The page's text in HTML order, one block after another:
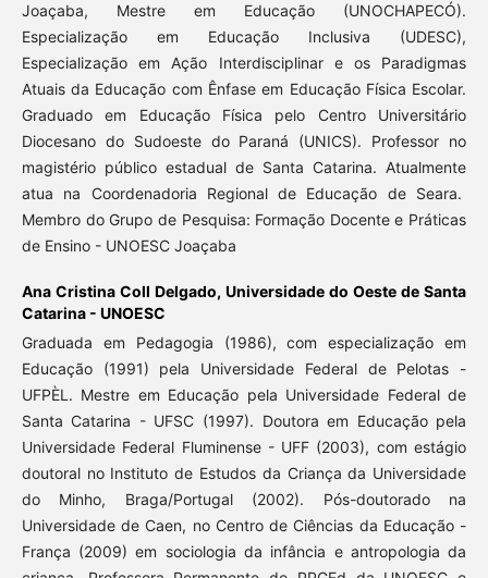
Joaçaba, Mestre em Educação (UNOCHAPECÓ).
Especialização em Educação Inclusiva (UDESC),
Especialização em Ação Interdisciplinar e os Paradigmas
Atuais da Educação com Ênfase em Educação Física Escolar.
Graduado em Educação Física pelo Centro Universitário
Diocesano do Sudoeste do Paraná (UNICS). Professor no
magistério público estadual de Santa Catarina. Atualmente
atua na Coordenadoria Regional de Educação de Seara.
Membro do Grupo de Pesquisa: Formação Docente e Práticas
de Ensino - UNOESC Joaçaba
Ana Cristina Coll Delgado, Universidade do Oeste de Santa
Catarina - UNOESC
Graduada em Pedagogia (1986), com especialização em
Educação (1991) pela Universidade Federal de Pelotas -
UFPÈL. Mestre em Educação pela Universidade Federal de
Santa Catarina - UFSC (1997). Doutora em Educação pela
Universidade Federal Fluminense - UFF (2003), com estágio
doutoral no Instituto de Estudos da Criança da Universidade
do Minho, Braga/Portugal (2002). Pós-doutorado na
Universidade de Caen, no Centro de Ciências da Educação -
França (2009) em sociologia da infância e antropologia da